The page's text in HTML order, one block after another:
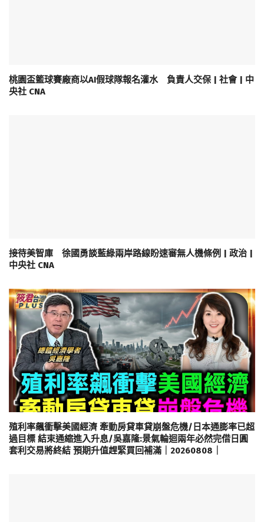
桃園盃籃球賽廠商以AI假球隊報名灌水 負責人交保 | 社會 | 中
央社 CNA
接待美智庫 徐國勇談藍綠兩岸路線盼速審無人機條例 | 政治 |
中央社 CNA
殖利率飆衝擊美國經濟 牽動房貸車貸崩盤危機/日本通膨率已超
過目標 結束通縮進入升息/吳嘉隆:景氣輪迴兩年必然完借日圓
套利交易將終結 預期升值趕緊買回補滿｜20260808｜